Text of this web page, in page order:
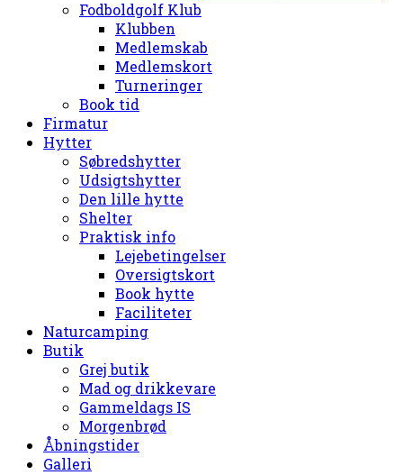
Fodboldgolf Klub
Klubben
Medlemskab
Medlemskort
Turneringer
Book tid
Firmatur
Hytter
Søbredshytter
Udsigtshytter
Den lille hytte
Shelter
Praktisk info
Lejebetingelser
Oversigtskort
Book hytte
Faciliteter
Naturcamping
Butik
Grej butik
Mad og drikkevare
Gammeldags IS
Morgenbrød
Åbningstider
Galleri